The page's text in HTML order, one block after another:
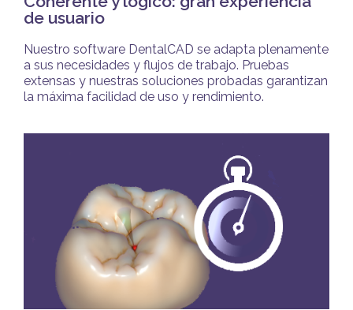
de usuario
Nuestro software DentalCAD se adapta plenamente
a sus necesidades y flujos de trabajo. Pruebas
extensas y nuestras soluciones probadas garantizan
la máxima facilidad de uso y rendimiento.